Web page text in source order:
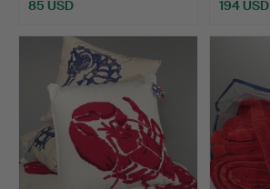
85 USD 194 USD